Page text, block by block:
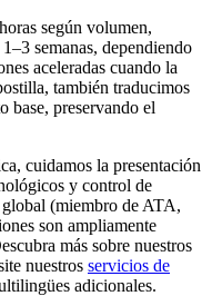
según volumen,
semanas, dependiendo
aceleradas cuando la
también traducimos
base, preservando el
cuidamos la presentación
y control de
(miembro de ATA,
son ampliamente
más sobre nuestros
nuestros servicios de
adicionales.